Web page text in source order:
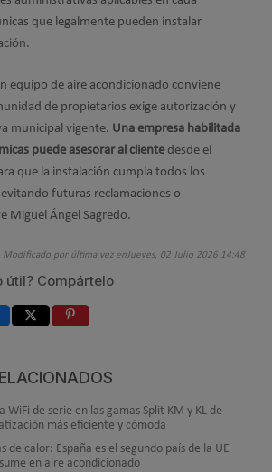
que legalmente pueden instalar
equipo de aire acondicionado conviene
de propietarios exige autorización y
municipal vigente. Una empresa habilitada
puede asesorar al clientedesde el
que la instalación cumpla todos los
futuras reclamaciones o
Miguel Ángel Sagredo.
Modificado por última vez enJueves, 02 Julio 2026 14:48
útil? Compártelo
WiFi de serie en las gamas Split KM y KL de
más eficiente y cómoda
de calor: España es el segundo país de la UE
en aire acondicionado